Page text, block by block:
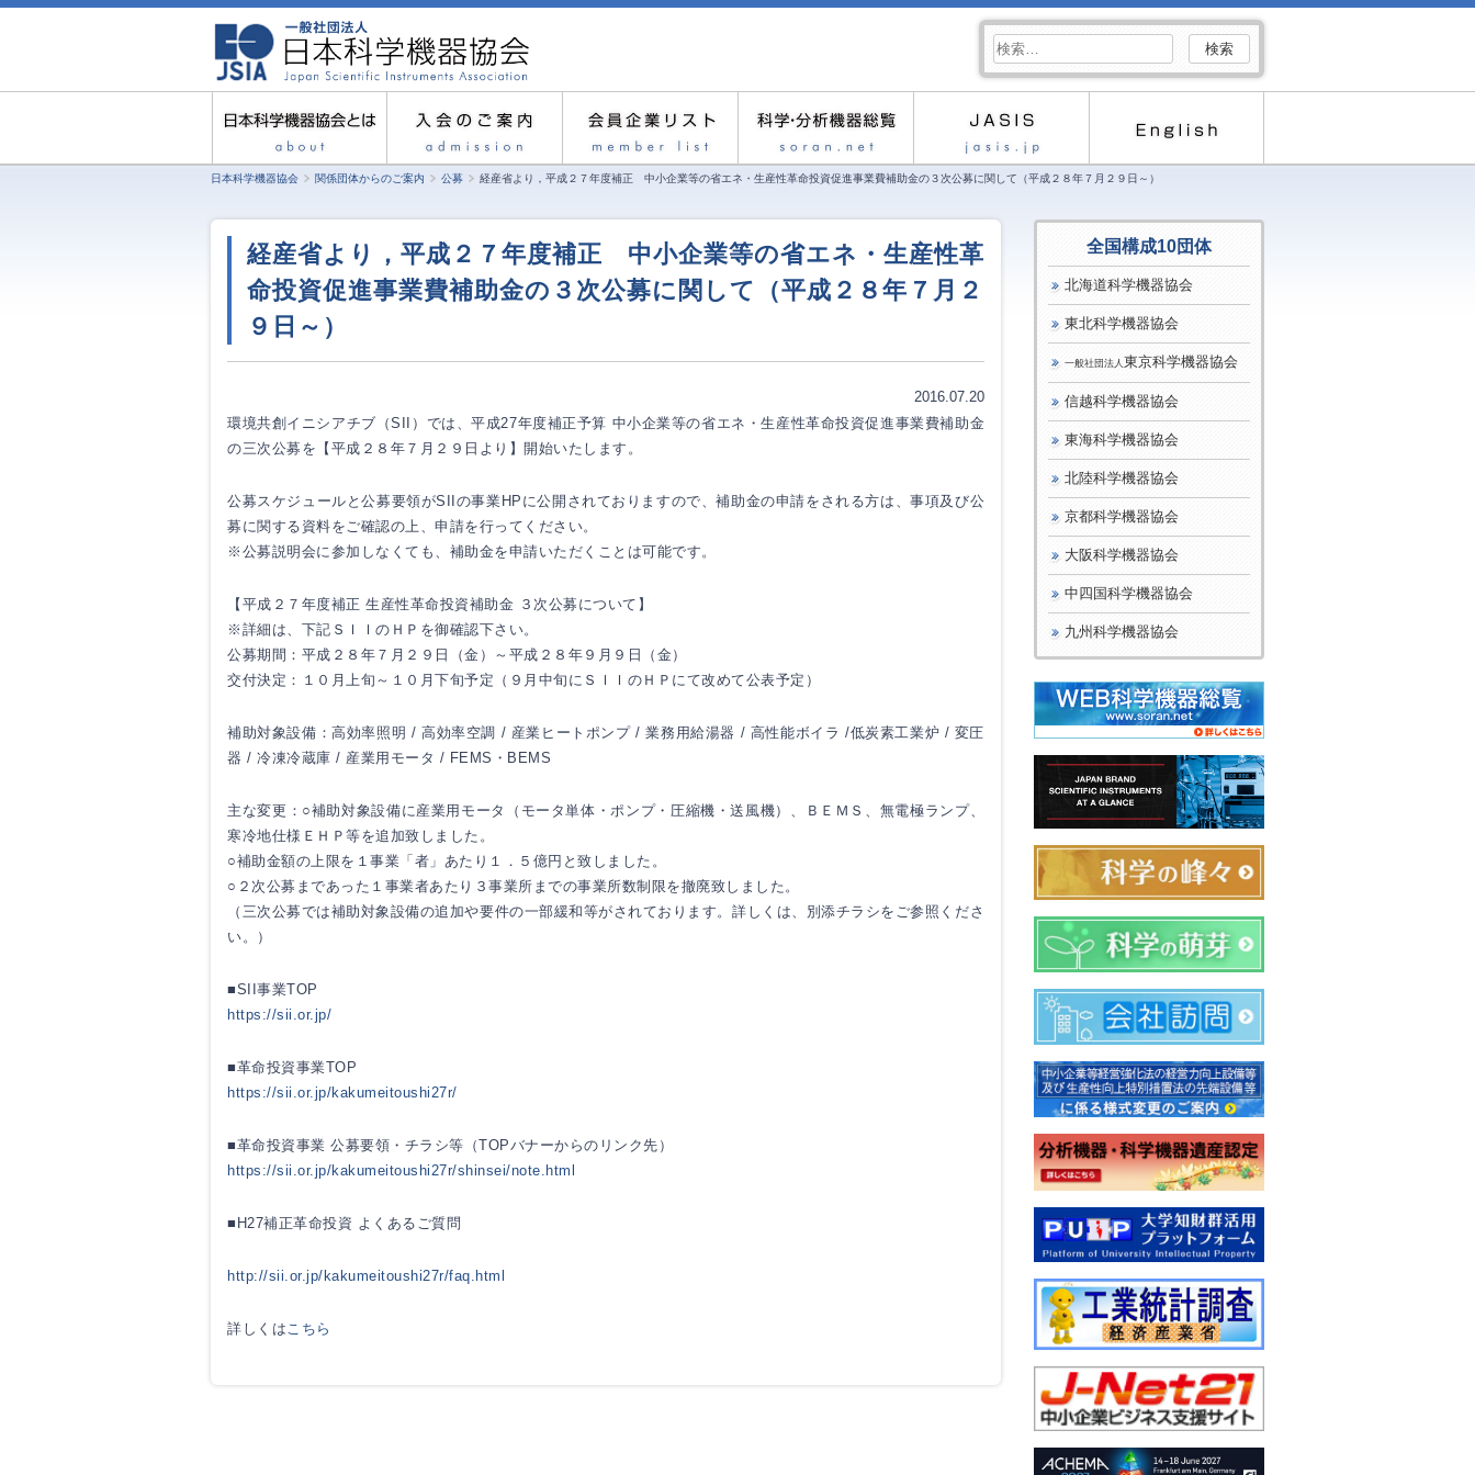
索:
日本科学機器協会 関係団体からのご案内 公募 経産省より，平成２７年度補正 中小企業等の省エネ・生産性革命投資促進事業費補助金の３次公募に関して（平成２８年７月２９日～）
経産省より，平成２７年度補正 中小企業等の省エネ・生産性革
命投資促進事業費補助金の３次公募に関して（平成２８年７月２
９日～）
2016.07.20
環境共創イニシアチブ（SII）では、平成27年度補正予算 中小企業等の省エネ・生産性革命投資促進事業費補助金
の三次公募を【平成２８年７月２９日より】開始いたします。
公募スケジュールと公募要領がSIIの事業HPに公開されておりますので、補助金の申請をされる方は、事項及び公
募に関する資料をご確認の上、申請を行ってください。
※公募説明会に参加しなくても、補助金を申請いただくことは可能です。
【平成２７年度補正 生産性革命投資補助金 ３次公募について】
※詳細は、下記ＳＩＩのＨＰを御確認下さい。
公募期間：平成２８年７月２９日（金）～平成２８年９月９日（金）
交付決定：１０月上旬～１０月下旬予定（９月中旬にＳＩＩのＨＰにて改めて公表予定）
補助対象設備：高効率照明 / 高効率空調 / 産業ヒートポンプ / 業務用給湯器 / 高性能ボイラ /低炭素工業炉 / 変圧
器 / 冷凍冷蔵庫 / 産業用モータ / FEMS・BEMS
主な変更：○補助対象設備に産業用モータ（モータ単体・ポンプ・圧縮機・送風機）、ＢＥＭＳ、無電極ランプ、
寒冷地仕様ＥＨＰ等を追加致しました。
○補助金額の上限を１事業「者」あたり１．５億円と致しました。
○２次公募まであった１事業者あたり３事業所までの事業所数制限を撤廃致しました。
（三次公募では補助対象設備の追加や要件の一部緩和等がされております。詳しくは、別添チラシをご参照くださ
い。）
■SII事業TOP
https://sii.or.jp/
■革命投資事業TOP
https://sii.or.jp/kakumeitoushi27r/
■革命投資事業 公募要領・チラシ等（TOPバナーからのリンク先）
https://sii.or.jp/kakumeitoushi27r/shinsei/note.html
■H27補正革命投資 よくあるご質問
http://sii.or.jp/kakumeitoushi27r/faq.html
詳しくは こちら
全国構成10団体
北海道科学機器協会
東北科学機器協会
一般社団法人 東京科学機器協会
信越科学機器協会
東海科学機器協会
北陸科学機器協会
京都科学機器協会
大阪科学機器協会
中四国科学機器協会
九州科学機器協会